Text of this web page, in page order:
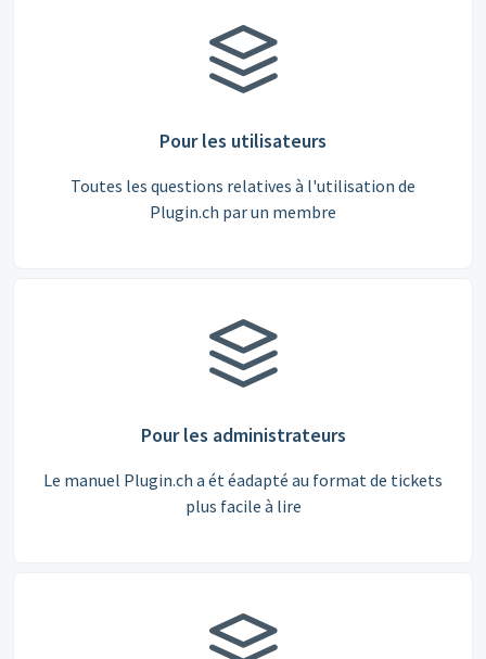
Pour les utilisateurs
Toutes les questions relatives à l'utilisation de
Plugin.ch par un membre
Pour les administrateurs
Le manuel Plugin.ch a ét éadapté au format de tickets
plus facile à lire